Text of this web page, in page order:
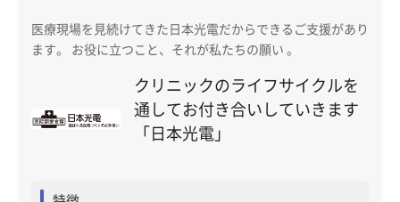
医療現場を見続けてきた日本光電だからできるご支援があり
ます。 お役に立つこと、それが私たちの願い 。
クリニックのライフサイクルを
通してお付き合いしていきます
「日本光電」